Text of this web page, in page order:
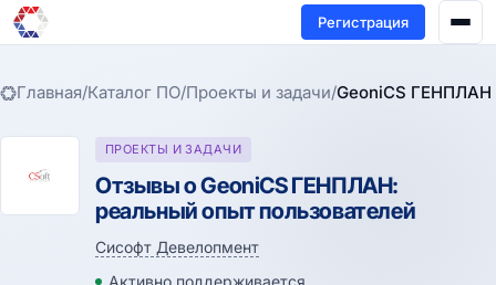
Регистрация
Главная/Каталог ПО/Проекты и задачи/GeoniCS ГЕНПЛАН
ПРОЕКТЫ И ЗАДАЧИ
Отзывы о GeoniCS ГЕНПЛАН:
реальный опыт пользователей
Сисофт Девелопмент
Активно поддерживается